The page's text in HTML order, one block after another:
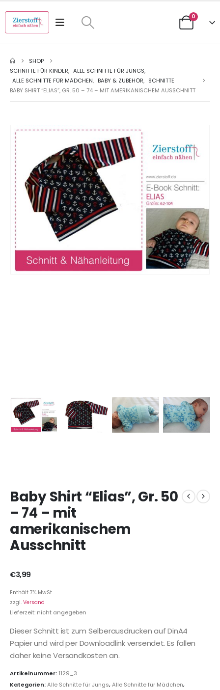
0
SHOP
SCHNITTE FÜR KINDER, ALLE SCHNITTE FÜR JUNGS,
ALLE SCHNITTE FÜR MÄDCHEN, BABY & ZUBEHÖR, SCHNITTE
BABY SHIRT “ELIAS”, GR. 50 – 74 – MIT AMERIKANISCHEM AUSSCHNITT
Baby Shirt “Elias”, Gr. 50
– 74 – mit
amerikanischem
Ausschnitt
€3,99
Enthält 7% MwSt.
zzgl. Versand
Lieferzeit: nicht angegeben
Dieser Schnitt ist zum Selberausdrucken auf DinA4
Papier und wird per Downloadlink versendet. Es fallen
daher keine Versandkosten an.
Artikelnummer: 1129_3
Kategorien:Alle Schnitte für Jungs,Alle Schnitte für Mädchen,